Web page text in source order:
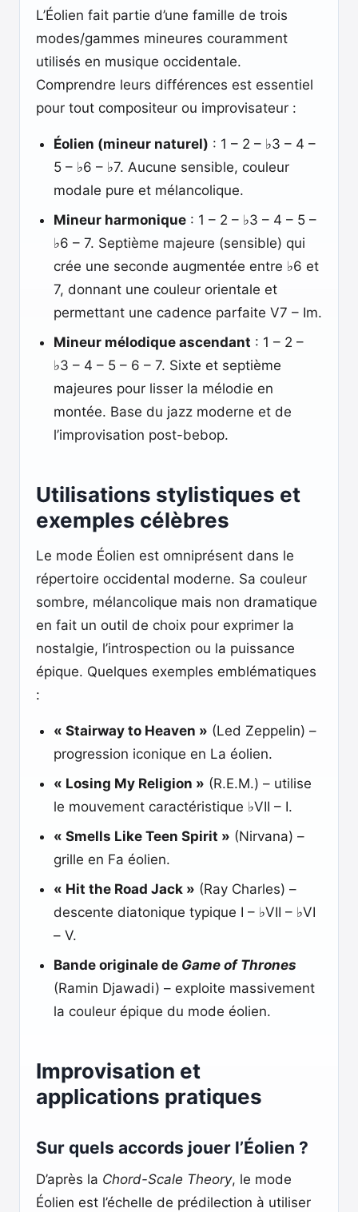
L’Éolien fait partie d’une famille de trois
modes/gammes mineures couramment
utilisés en musique occidentale.
Comprendre leurs différences est essentiel
pour tout compositeur ou improvisateur :
Éolien (mineur naturel) : 1 – 2 – ♭3 – 4 –
5 – ♭6 – ♭7. Aucune sensible, couleur
modale pure et mélancolique.
Mineur harmonique : 1 – 2 – ♭3 – 4 – 5 –
♭6 – 7. Septième majeure (sensible) qui
crée une seconde augmentée entre ♭6 et
7, donnant une couleur orientale et
permettant une cadence parfaite V7 – Im.
Mineur mélodique ascendant : 1 – 2 –
♭3 – 4 – 5 – 6 – 7. Sixte et septième
majeures pour lisser la mélodie en
montée. Base du jazz moderne et de
l’improvisation post-bebop.
Utilisations stylistiques et
exemples célèbres
Le mode Éolien est omniprésent dans le
répertoire occidental moderne. Sa couleur
sombre, mélancolique mais non dramatique
en fait un outil de choix pour exprimer la
nostalgie, l’introspection ou la puissance
épique. Quelques exemples emblématiques
:
« Stairway to Heaven » (Led Zeppelin) –
progression iconique en La éolien.
« Losing My Religion » (R.E.M.) – utilise
le mouvement caractéristique ♭VII – I.
« Smells Like Teen Spirit » (Nirvana) –
grille en Fa éolien.
« Hit the Road Jack » (Ray Charles) –
descente diatonique typique I – ♭VII – ♭VI
– V.
Bande originale de Game of Thrones
(Ramin Djawadi) – exploite massivement
la couleur épique du mode éolien.
Improvisation et
applications pratiques
Sur quels accords jouer l’Éolien ?
D’après la Chord-Scale Theory, le mode
Éolien est l’échelle de prédilection à utiliser